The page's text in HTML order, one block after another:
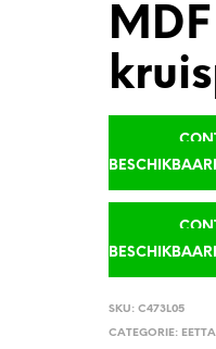
SKU:C473L05
CATEGORIE: